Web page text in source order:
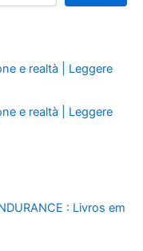
e realtà | Leggere
e realtà | Leggere
: Livros em